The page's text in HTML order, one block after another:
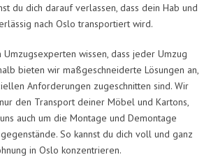
du dich darauf verlassen, dass dein Hab und
nach Oslo transportiert wird.
wissen, dass jeder Umzug
bieten wir maßgeschneiderte Lösungen an,
Anforderungen zugeschnitten sind. Wir
den Transport deiner Möbel und Kartons,
auch um die Montage und Demontage
So kannst du dich voll und ganz
in Oslo konzentrieren.